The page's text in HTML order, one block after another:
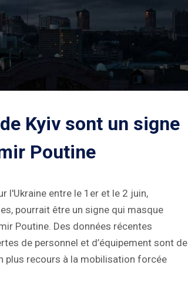
Kyiv sont un signe
Poutine
l'Ukraine entre le 1er et le 2 juin,
pourrait être un signe qui masque
Poutine. Des données récentes
de personnel et d’équipement sont de
plus recours à la mobilisation forcée